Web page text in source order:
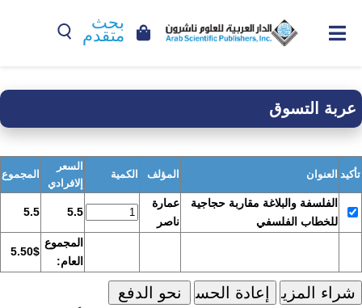
بحث
متقدم
عربة التسوق
تأكيد العنوان المؤلف الكمية
السعر
إلافرادي
المجموع
الفلسفة والبلاغة مقاربة حجاجية
للخطاب الفلسفي
عمارة
ناصر
5.5
5.5
المجموع
العام:
5.50$